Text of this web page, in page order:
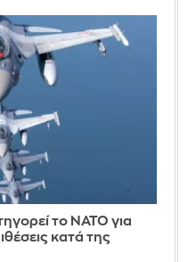
το ΝΑΤΟ για
κατά της